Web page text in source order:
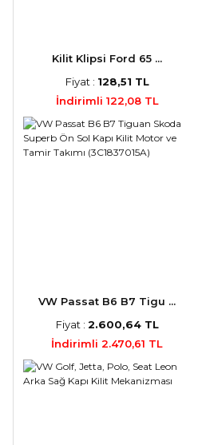
Kilit Klipsi Ford 65 ...
Fiyat : 128,51 TL
İndirimli 122,08 TL
VW Passat B6 B7 Tigu ...
Fiyat : 2.600,64 TL
İndirimli 2.470,61 TL